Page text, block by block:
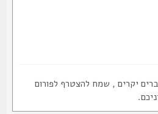
יקרים , שמח להצטרף לפורום